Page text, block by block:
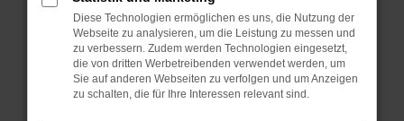
Betriebssystem auf dem neuesten Stand
sind.
Veraltete Software birgt nicht nur ein
Sicherheitsrisiko, sondern kann auch dazu
führen, dass bestimmte Funktionen nicht mehr
unterstützt werden.
Diese Technologien ermöglichen es uns, die Nutzung der
Webseite zu analysieren, um die Leistung zu messen und
zu verbessern. Zudem werden Technologien eingesetzt,
die von dritten Werbetreibenden verwendet werden, um
Sie auf anderen Webseiten zu verfolgen und um Anzeigen
zu schalten, die für Ihre Interessen relevant sind.